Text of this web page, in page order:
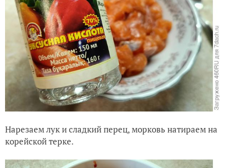
Нарезаем лук и сладкий перец, морковь натираем на
корейской терке.